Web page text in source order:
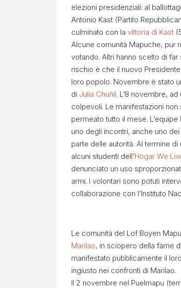
elezioni presidenziali: al
Antonio Kast (Partito
culminato con lavittoria di Kast
Alcune comunità Mapuche, pur
votando. Altri hanno scelto di
rischio è che il nuovo
loro popolo. Novembre è stato
di Julia Chuñil. L’8 novembre,
colpevoli. Le manifestazioni
permeato tutto il mese.
uno degli incontri, anche uno
parte delle autorità. Al termine
alcuni studenti dell’Hogar We
denunciato un uso
armi. I volontari sono potuti
collaborazione con l’Instituto
Le comunità del Lof Boyen
Marilao, in sciopero della fame
manifestato pubblicamente il
ingiusto nei confronti di Marilao.
Il 2 novembre nel Puelmapu